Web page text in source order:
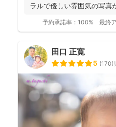
ラルで優しい雰囲気の写
予約承諾率： 100% 最終
田口 正寛
5 (170)